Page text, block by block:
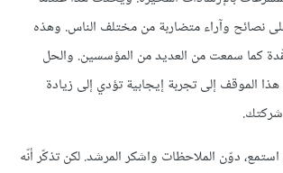
نصائح وآراء متضاربة من مختلف الناس. وهذه
كما سمعت من العديد من المؤسسين. والحل
الموقف إلى تجربة إيجابية تؤدي إلى زيادة
دوّن الملاحظات واشكر المرشد. لكن تذكّر أنّه